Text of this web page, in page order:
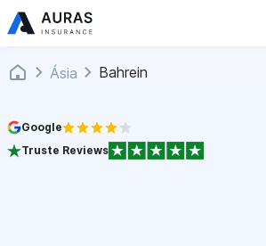
Ásia Bahrein
Google
Truste Reviews